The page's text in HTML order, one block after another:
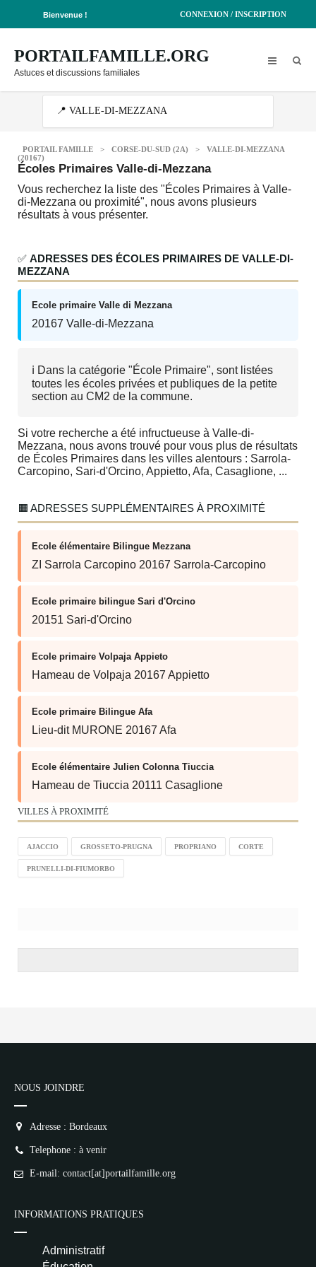
Bienvenue ! CONNEXION / INSCRIPTION
PORTAILFAMILLE.ORG
Astuces et discussions familiales
PORTAIL FAMILLE > CORSE-DU-SUD (2A) >
VALLE-DI-MEZZANA
(20167)
Écoles Primaires Valle-di-Mezzana
Vous recherchez la liste des "Écoles Primaires à Valle-
di-Mezzana ou proximité", nous avons plusieurs
résultats à vous présenter.
✅ ADRESSES DES ÉCOLES PRIMAIRES DE VALLE-DI-
MEZZANA
Ecole primaire Valle di Mezzana
20167 Valle-di-Mezzana
ℹ️ Dans la catégorie "École Primaire", sont listées
toutes les écoles privées et publiques de la petite
section au CM2 de la commune.
Si votre recherche a été infructueuse à Valle-di-
Mezzana, nous avons trouvé pour vous plus de résultats
de Écoles Primaires dans les villes alentours : Sarrola-
Carcopino, Sari-d'Orcino, Appietto, Afa, Casaglione, ...
🟧 ADRESSES SUPPLÉMENTAIRES À PROXIMITÉ
Ecole élémentaire Bilingue Mezzana
ZI Sarrola Carcopino 20167 Sarrola-Carcopino
Ecole primaire bilingue Sari d'Orcino
20151 Sari-d'Orcino
Ecole primaire Volpaja Appieto
Hameau de Volpaja 20167 Appietto
Ecole primaire Bilingue Afa
Lieu-dit MURONE 20167 Afa
Ecole élémentaire Julien Colonna Tiuccia
Hameau de Tiuccia 20111 Casaglione
VILLES À PROXIMITÉ
AJACCIO GROSSETO-PRUGNA PROPRIANO CORTE
PRUNELLI-DI-FIUMORBO
NOUS JOINDRE
Adresse : Bordeaux
Telephone : à venir
E-mail: contact[at]portailfamille.org
INFORMATIONS PRATIQUES
Administratif